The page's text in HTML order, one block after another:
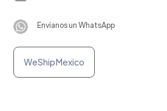
Envíanos un WhatsApp
WeShip Mexico